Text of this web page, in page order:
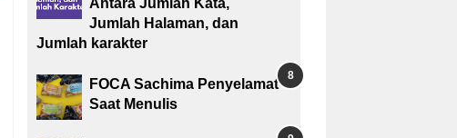
Jumlah Halaman, dan
Jumlah karakter
FOCA Sachima Penyelamat
Saat Menulis